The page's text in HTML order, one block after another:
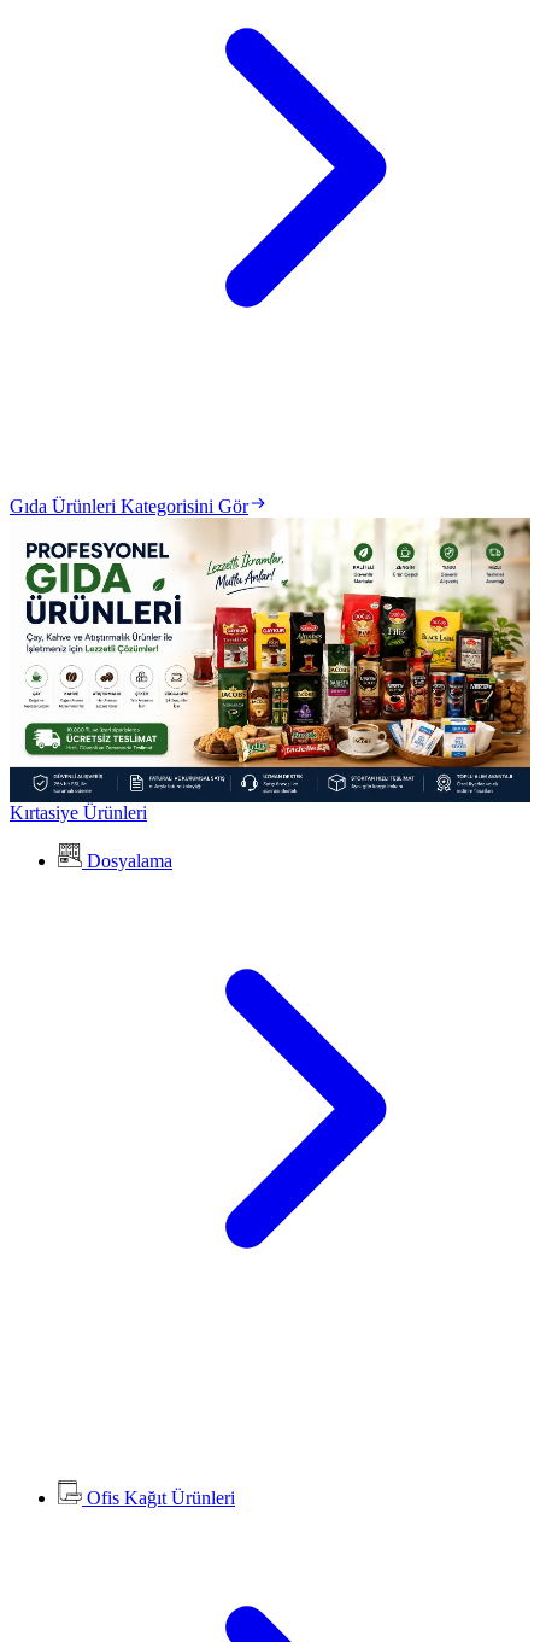
Gıda Ürünleri Kategorisini Gör
Kırtasiye Ürünleri
Dosyalama
Ofis Kağıt Ürünleri